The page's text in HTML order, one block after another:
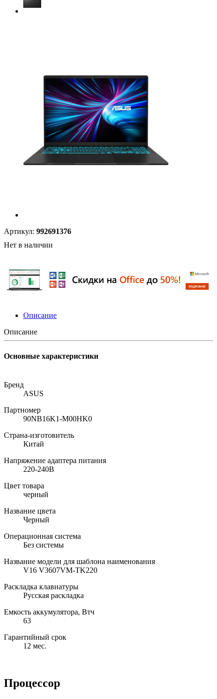
Артикул: 992691376
Нет в наличии
Описание
Описание
Основные характеристики
Бренд
ASUS
Партномер
90NB16K1-M00HK0
Страна-изготовитель
Китай
Напряжение адаптера питания
220-240В
Цвет товара
черный
Название цвета
Черный
Операционная система
Без системы
Название модели для шаблона наименования
V16 V3607VM-TK220
Раскладка клавиатуры
Русская раскладка
Емкость аккумулятора, Втч
63
Гарантийный срок
12 мес.
Процессор